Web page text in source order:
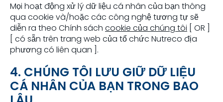
Mọi hoạt động xử lý dữ liệu cá nhân của bạn thông
qua cookie và/hoặc các công nghệ tương tự sẽ
diễn ra theo Chính sách cookie của chúng tôi [ OR ]
[ có sẵn trên trang web của tổ chức Nutreco địa
phương có liên quan ].
4. CHÚNG TÔI LƯU GIỮ DỮ LIỆU
CÁ NHÂN CỦA BẠN TRONG BAO